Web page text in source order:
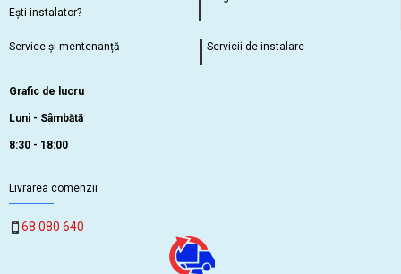
Ești instalator?
Service și mentenanță Servicii de instalare
Grafic de lucru
Luni - Sâmbătă
8:30 - 18:00
Livrarea comenzii
68 080 640